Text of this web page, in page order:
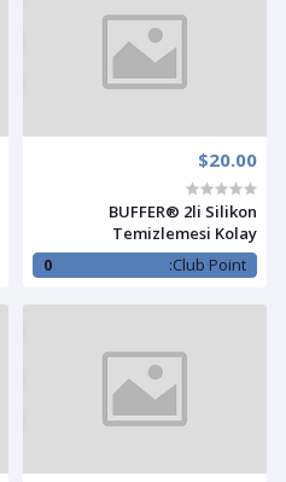
$20.00
BUFFER® 2li Silikon
Temizlemesi Kolay
Kullanılabilen Yüz Cilt Bakımı
Maske Ve Krem Spatulası
Club Point:
0